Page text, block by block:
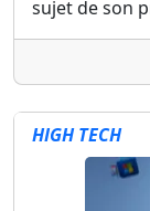
sujet de son
HIGH TECH